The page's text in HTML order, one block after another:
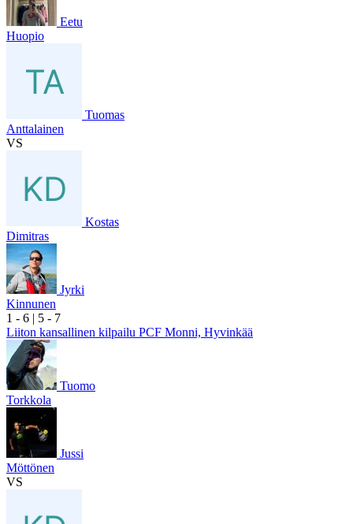
Eetu
Huopio
Tuomas
Anttalainen
VS
Kostas
Dimitras
Jyrki
Kinnunen
1 - 6 | 5 - 7
Liiton kansallinen kilpailu PCF Monni, Hyvinkää
Tuomo
Torkkola
Jussi
Möttönen
VS